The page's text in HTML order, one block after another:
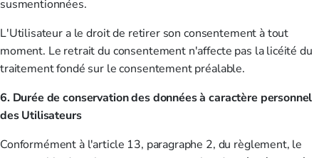
susmentionnées.
L'Utilisateur a le droit de retirer son consentement à tout
moment. Le retrait du consentement n'affecte pas la licéité du
traitement fondé sur le consentement préalable.
6. Durée de conservation des données à caractère personnel
des Utilisateurs
Conformément à l'article 13, paragraphe 2, du règlement, le